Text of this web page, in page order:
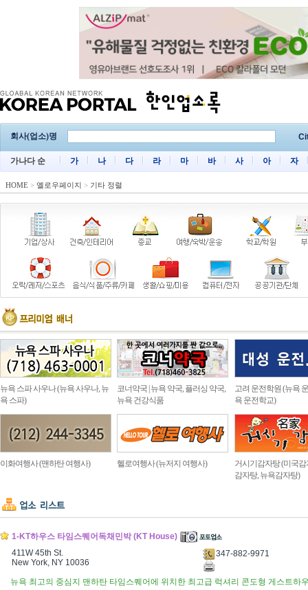
회사(업소)명
가나다 순 가 나 다 라 마 바 사 아 자
HOME > 옐로우페이지 > 기타 정렬
뉴욕 스파 사우나 (뉴욕 사우나, 뉴
욕 스파)
코너약국 | 뉴욕 약국, 플러싱 약국,
뉴욕 건강식품
고려 운전학원 (뉴욕
욕 운전학교)
이화여행사 (맨하탄 여행사) 헬로여행사 (뉴저지 여행사)
거시기감자탕 (미국감
감자탕, 뉴욕감자탕)
1-KT하우스 타임스퀘어독채민박 (KT House)
411W 45th St.
New York, NY 10036
347-882-9971
뉴욕 최고의 중심지 맨하탄 타임스퀘어에 위치한 최고급 럭셔리 콘도형 게스트하